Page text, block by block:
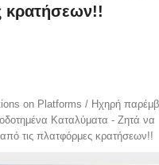
κρατήσεων!!
on Platforms / Ηχηρή
Καταλύματα - Ζητά να
τις πλατφόρμες κρατήσεων!!